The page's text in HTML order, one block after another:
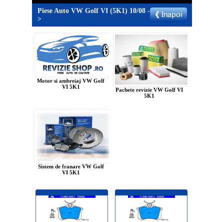
Piese Auto VW Golf VI (5K1) 10/08 -
>
Motor si ambreiaj VW Golf
VI 5K1
Pachete revizie VW Golf VI
5K1
Sistem de franare VW Golf
VI 5K1